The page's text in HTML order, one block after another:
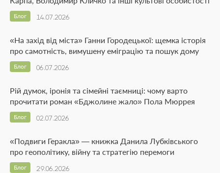
14.07.2026
Блог
«На захід від міста» Ганни Городецької: щемка історія
про самотність, вимушену еміграцію та пошук дому
06.07.2026
Блог
Рій думок, іронія та сімейні таємниці: чому варто
прочитати роман «Бджолине жало» Пола Мюррея
02.07.2026
Блог
«Подвиги Геракла» — книжка Данила Лубківського
про геополітику, війну та стратегію перемоги
29.06.2026
Блог